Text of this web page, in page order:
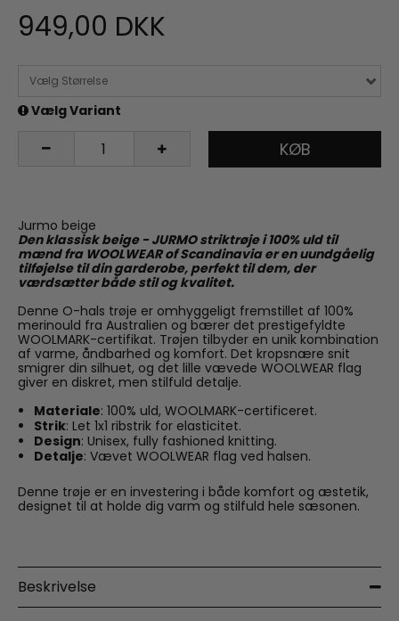
949,00 DKK
Vælg Størrelse
Vælg Variant
KØB
Jurmo beige
Den klassisk beige - JURMO striktrøje i 100% uld til
mænd fra WOOLWEAR of Scandinavia er en uundgåelig
tilføjelse til din garderobe, perfekt til dem, der
værdsætter både stil og kvalitet.
Denne O-hals trøje er omhyggeligt fremstillet af 100%
merinould fra Australien og bærer det prestigefyldte
WOOLMARK-certifikat. Trøjen tilbyder en unik kombination
af varme, åndbarhed og komfort. Det kropsnære snit
smigrer din silhuet, og det lille vævede WOOLWEAR flag
giver en diskret, men stilfuld detalje.
Materiale: 100% uld, WOOLMARK-certificeret.
Strik: Let 1x1 ribstrik for elasticitet.
Design: Unisex, fully fashioned knitting.
Detalje: Vævet WOOLWEAR flag ved halsen.
Denne trøje er en investering i både komfort og æstetik,
designet til at holde dig varm og stilfuld hele sæsonen.
Beskrivelse